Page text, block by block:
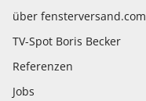
über fensterversand.com
TV-Spot Boris Becker
Referenzen
Jobs